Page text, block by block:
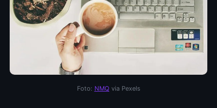
Foto: NMQ via Pexels